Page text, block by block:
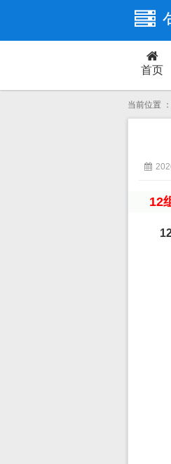
首页
爱情
当前位置 ：
12